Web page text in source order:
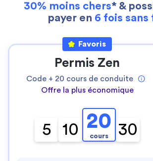
30% moins chers* &
payer en 6 fois sans
Favoris
Permis Zen
Code + 20 cours de conduite
Offre la plus économique
5 10 20
cours 30